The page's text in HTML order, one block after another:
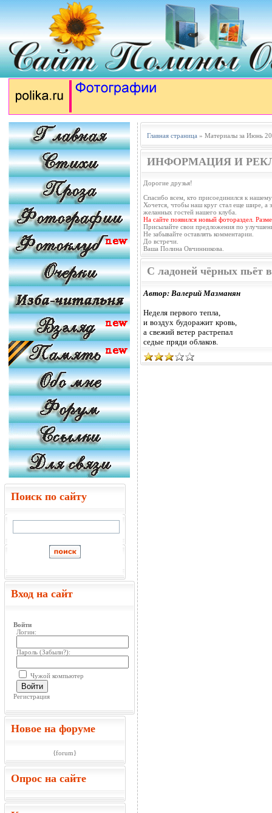
Поиск по сайту
Вход на сайт
Войти
Логин:
Пароль (Забыли?):
Чужой компьютер
Войти
Регистрация
Новое на форуме
{forum}
Опрос на сайте
Главная страница » Материалы за Июнь
ИНФОРМАЦИЯ И
Дорогие друзья!
Спасибо всем, кто присоединился к
Хочется, чтобы наш круг стал еще шире, а
желанных гостей нашего клуба.
На сайте появился новый фотораздел.
Присылайте свои предложения по
Не забывайте оставлять комментарии.
До встречи.
Ваша Полина Овчинникова.
С ладоней чёрных пьёт
Автор: Валерий Мазманян
Неделя первого тепла,
и воздух будоражит кровь,
а свежий ветер растрепал
седые пряди облаков.